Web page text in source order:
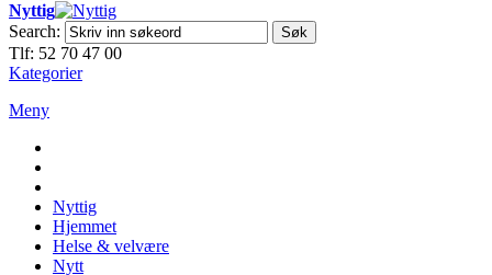
Nyttig
Search:
Søk
Tlf: 52 70 47 00
Kategorier
Meny
Nyttig
Hjemmet
Helse & velvære
Nytt